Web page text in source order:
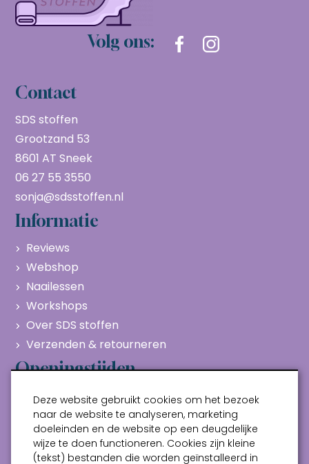
Volg ons:
Contact
SDS stoffen
Grootzand 53
8601 AT Sneek
06 27 55 3550
sonja@sdsstoffen.nl
Informatie
Reviews
Webshop
Naailessen
Workshops
Over SDS stoffen
Verzenden & retourneren
Openingstijden
Maandag
Gesloten
Dinsdag
10:00 - 17:00
Woensdag
10:00 - 17:00
Donderdag
10:00 - 17:00
Deze website gebruikt cookies om het bezoek
naar de website te analyseren, marketing
doeleinden en de website op een deugdelijke
wijze te doen functioneren. Cookies zijn kleine
(tekst) bestanden die worden geïnstalleerd in